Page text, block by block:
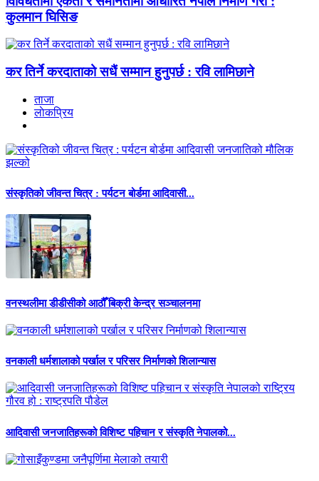
कुलमान घिसिङ
कर तिर्ने करदाताको सधैं सम्मान हुनुपर्छ : रवि लामिछाने
ताजा
लाेकप्रिय
संस्कृतिको जीवन्त चित्र : पर्यटन बोर्डमा आदिवासी...
वनस्थलीमा डीडीसीको आठौँ बिक्री केन्द्र सञ्चालनमा
वनकाली धर्मशालाको पर्खाल र परिसर निर्माणको शिलान्यास
आदिवासी जनजातिहरूको विशिष्ट पहिचान र संस्कृति नेपालको...